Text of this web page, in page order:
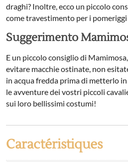
draghi? Inoltre, ecco un piccolo
come travestimento per i
Suggerimento
E un piccolo consiglio di
evitare macchie ostinate, non
in acqua fredda prima di metterlo
le avventure dei vostri piccoli
sui loro bellissimi costumi!
Caractéristiques